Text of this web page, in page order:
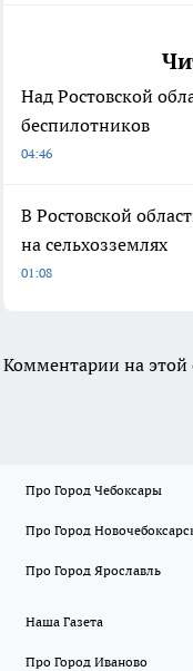
Над Ростовской
беспилотников
04:46
В Ростовской
на сельхозземлях
01:08
Комментарии на
Про Город Чебоксары
Про Город
Про Город Ярославль
Наша Газета
Про Город Иваново